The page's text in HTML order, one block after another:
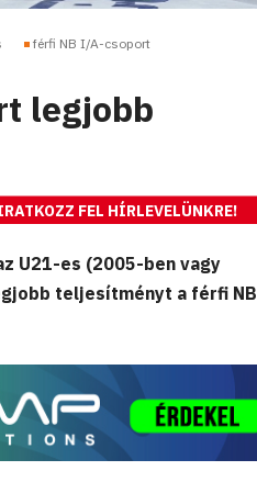
férfi NB I/A-csoport
legjobb
FEL HÍRLEVELÜNKRE!
U21-es (2005-ben vagy
teljesítményt a férfi NB